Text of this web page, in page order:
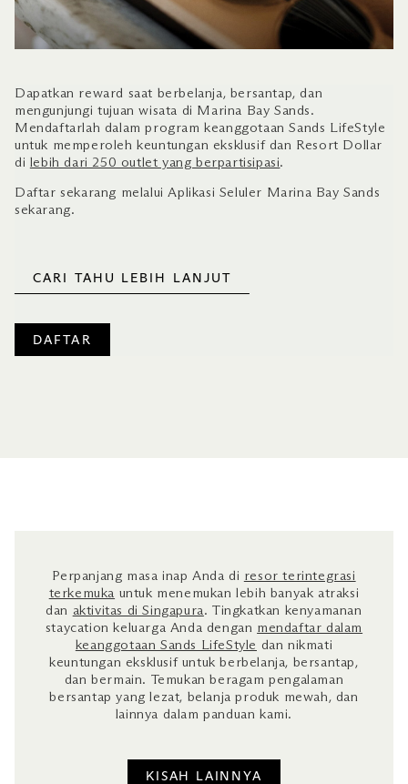
Dapatkan reward saat berbelanja, bersantap, dan
mengunjungi tujuan wisata di Marina Bay Sands.
Mendaftarlah dalam program keanggotaan Sands LifeStyle
untuk memperoleh keuntungan eksklusif dan Resort Dollar
di lebih dari 250 outlet yang berpartisipasi.
Daftar sekarang melalui Aplikasi Seluler Marina Bay Sands
sekarang.
CARI TAHU LEBIH LANJUT
DAFTAR
Perpanjang masa inap Anda di resor terintegrasi
terkemuka untuk menemukan lebih banyak atraksi
dan aktivitas di Singapura . Tingkatkan kenyamanan
staycation keluarga Anda dengan mendaftar dalam
keanggotaan Sands LifeStyle dan nikmati
keuntungan eksklusif untuk berbelanja, bersantap,
dan bermain. Temukan beragam pengalaman
bersantap yang lezat, belanja produk mewah, dan
lainnya dalam panduan kami.
KISAH LAINNYA